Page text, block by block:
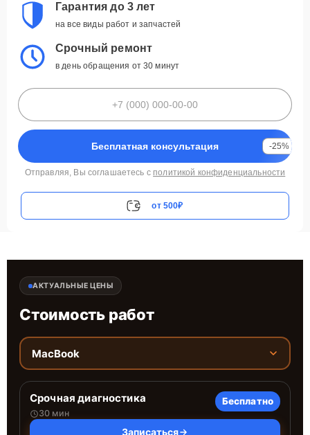
Гарантия до 3 лет
на все виды работ и запчастей
Срочный ремонт
в день обращения от 30 минут
Бесплатная консультация -25%
Отправляя, Вы соглашаетесь с политикой конфиденциальности
от 500₽
АКТУАЛЬНЫЕ ЦЕНЫ
Стоимость работ
MacBook
Срочная диагностика
30 мин
Бесплатно
Записаться